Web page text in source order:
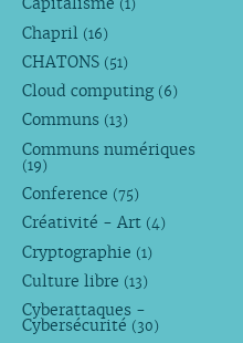
(1)
Chapril (16)
CHATONS (51)
Cloud computing (6)
Communs (13)
Communs numériques
(19)
Conference (75)
Créativité - Art (4)
Cryptographie (1)
Culture libre (13)
Cyberattaques -
Cybersécurité (30)